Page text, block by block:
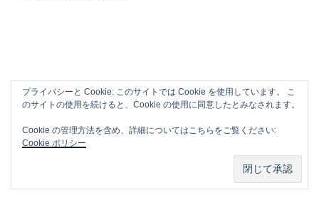
プライバシーと Cookie: このサイトでは Cookie を使用しています。 こ
のサイトの使用を続けると、Cookie の使用に同意したとみなされます。
Cookie の管理方法を含め、詳細についてはこちらをご覧ください:
Cookie ポリシー